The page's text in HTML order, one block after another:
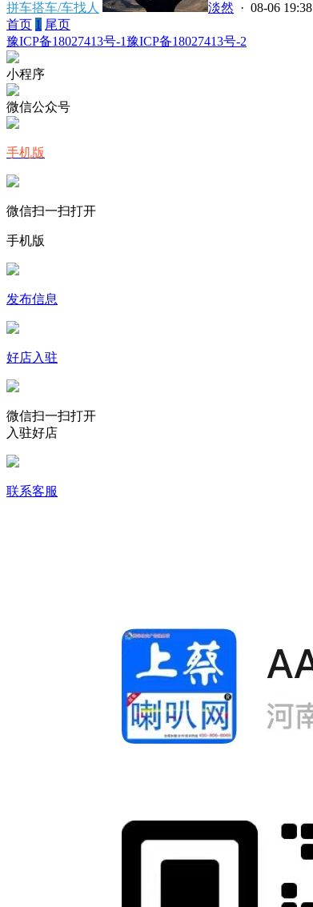
拼车搭车/车找人 淡然 · 08-06 19:38
首页 1 尾页
豫ICP备18027413号-1豫ICP备18027413号-2
小程序
微信公众号
手机版
微信扫一扫打开
手机版
发布信息
好店入驻
微信扫一扫打开
入驻好店
联系客服